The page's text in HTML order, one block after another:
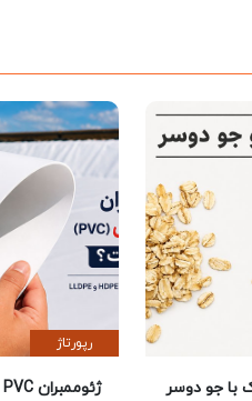
با جو دوسر
رپورتاژ